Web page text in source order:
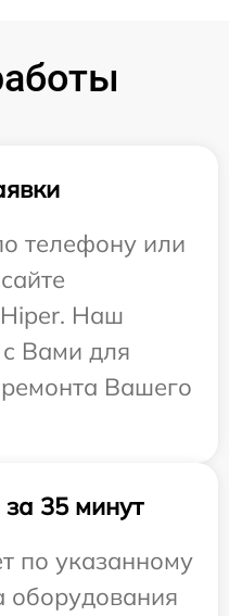
телефону или
Hiper. Наш
Вами для
Вашего
35 минут
по указанному
оборудования